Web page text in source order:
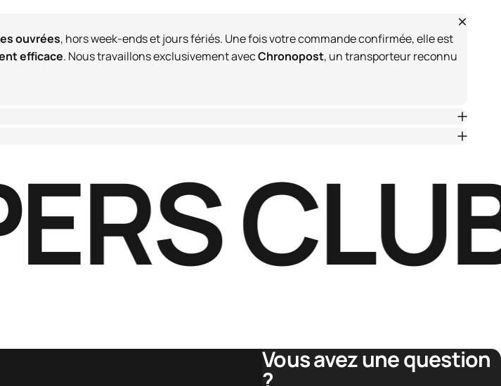
ouvrées, hors week-ends et jours fériés. Une fois votre commande confirmée, elle est
efficace. Nous travaillons exclusivement avecChronopost, un transporteur reconnu
CLUB
Vous avez une question
?